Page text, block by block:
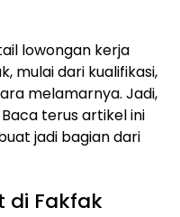
lowongan kerja
mulai dari kualifikasi,
melamarnya. Jadi,
terus artikel ini
jadi bagian dari
di Fakfak